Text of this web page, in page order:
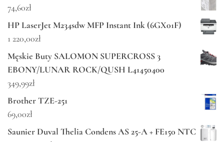
74,60zł
HP LaserJet M234sdw MFP Instant Ink (6GX01F)
1 220,00zł
Męskie Buty SALOMON SUPERCROSS 3
EBONY/LUNAR ROCK/QUSH L41450400
349,99zł
Brother TZE-251
69,00zł
Saunier Duval Thelia Condens AS 25-A + FE150 NTC